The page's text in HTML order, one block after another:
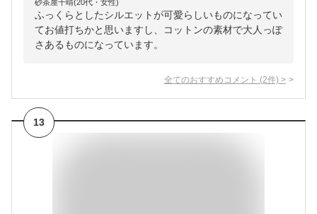
砂茶屋千晴(20代・女性)
ふっくらとしたシルエットが可愛らしいものになってい
てお値打ちかと思いますし、コットンの素材で大人っぽ
さあるものになっています。
全てのおすすめコメント (2件) >
13